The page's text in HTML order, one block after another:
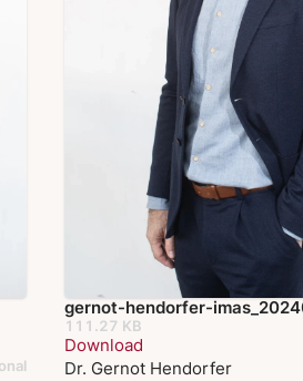
gernot-hendorfer-
111.27 KB
Download
Dr. Gernot Hendorfer